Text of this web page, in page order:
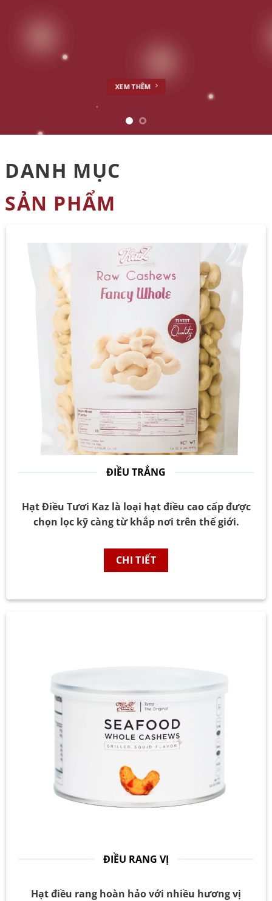
XEM THÊM
DANH MỤC
SẢN PHẨM
ĐIỀU TRẮNG
Hạt Điều Tươi Kaz là loại hạt điều cao cấp được
chọn lọc kỹ càng từ khắp nơi trên thế giới.
CHI TIẾT
ĐIỀU RANG VỊ
Hạt điều rang hoàn hảo với nhiều hương vị